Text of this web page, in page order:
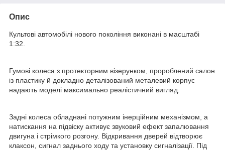
Опис
Культові автомобілі нового покоління виконані в масштабі
1:32.
Гумові колеса з протекторним візерунком, пророблений салон
із пластику й докладно деталізований металевий корпус
надають моделі максимально реалістичний вигляд.
Задні колеса обладнані потужним інерційним механізмом, а
натискання на підвіску активує звуковий ефект запалювання
двигуна і стрімкого розгону. Відкривання дверей відтворює
клаксон, сигнал заднього ходу та установку сигналізації. Під